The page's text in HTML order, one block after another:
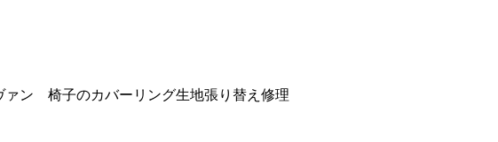
ン 椅子のカバーリング生地張り替え修理